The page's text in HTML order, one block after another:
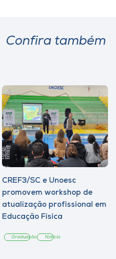
Confira também
CREF3/SC e Unoesc
promovem workshop de
atualização profissional em
Educação Física
Graduação Notícia